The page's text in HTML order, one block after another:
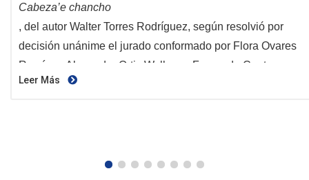
Cabeza’e chancho
, del autor Walter Torres Rodríguez, según resolvió por
decisión unánime el jurado conformado por Flora Ovares
Ramírez, Alexandra Ortiz Wallner y Fernando Contreras
Castro. El fallo fue emitido el 26 de febrero de 2026 y
Leer Más